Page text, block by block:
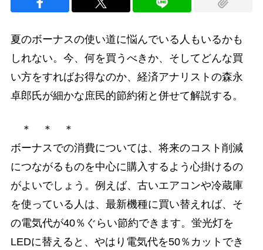
夏のボーナスの使い道に悩んでいる人もいるかも
しれない。今、何を買うべきか、そしてどんな買
い方をすればお得なのか、経済アナリストの森永
卓郎氏が細かな庶民的節約術と併せて解説する。
＊ ＊ ＊
ボーナスでの消費については、将来のコスト削減
につながるものを中心に購入するよう心掛けるの
がよいでしょう。例えば、古いエアコンや冷蔵庫
を使っている人は、最新機種に買い替えれば、そ
の電気代が40％ぐらい節約できます。蛍光灯を
LEDに替えると、やはり電気代を50％カットでき